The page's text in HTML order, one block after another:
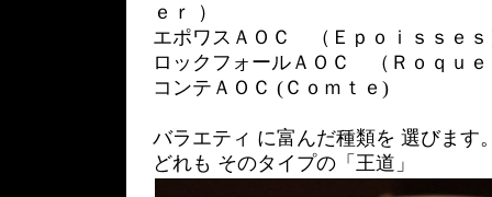
ｅｒ ）
エポワスＡＯＣ （Ｅｐｏｉｓｓｅｓ
ロックフォールＡＯＣ （Ｒｏｑｕｅ
コンテＡＯＣ (Ｃｏｍｔｅ)
バラエティ に富んだ種類を 選びます
どれも そのタイプの「王道」